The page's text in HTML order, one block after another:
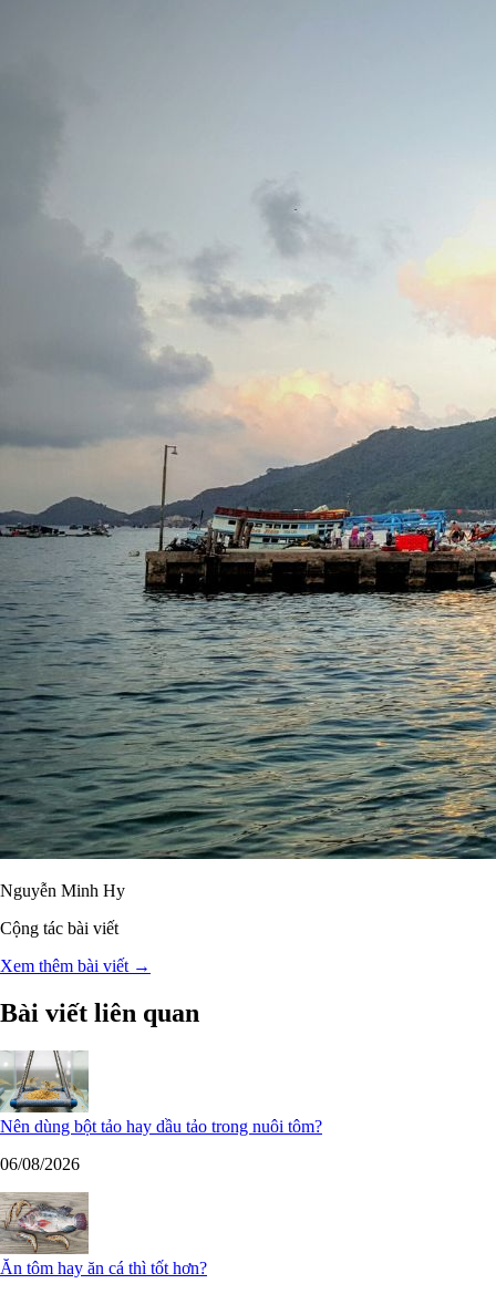
Nguyễn Minh Hy
Cộng tác bài viết
Xem thêm bài viết →
Bài viết liên quan
Nên dùng bột tảo hay dầu tảo trong nuôi tôm?
06/08/2026
Ăn tôm hay ăn cá thì tốt hơn?